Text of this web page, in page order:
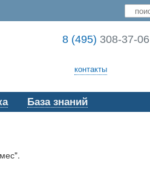
8 (495) 308-37-06
контакты
База знаний